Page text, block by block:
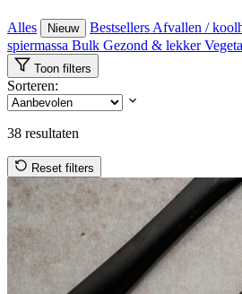
Alles Nieuw Bestsellers Afvallen /
spiermassa Bulk Gezond & lekker
Toon filters
Sorteren:
38 resultaten
Reset filters